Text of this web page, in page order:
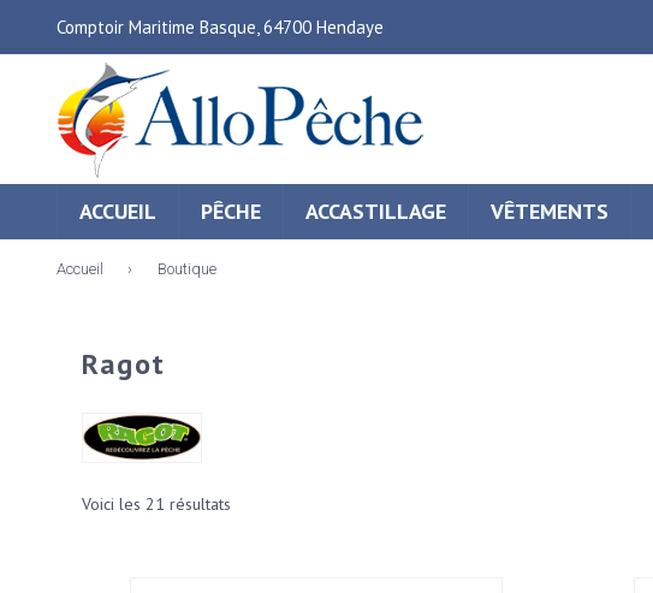
Comptoir Maritime Basque, 64700 Hendaye
ACCUEIL PÊCHE ACCASTILLAGE VÊTEMENTS
Accueil › Boutique
Ragot
Voici les 21 résultats